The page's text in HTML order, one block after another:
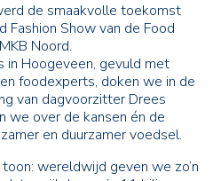
de smaakvolle toekomst
Show van de Food
Noord.
in Hoogeveen, gevuld met
foodexperts, doken we in de
van dagvoorzitter Drees
we over de kansen én de
en duurzamer voedsel.
wereldwijd geven we zo’n